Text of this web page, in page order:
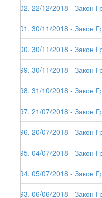
202. 22/12/2018 - Закон
201. 30/11/2018 - Закон
200. 30/11/2018 - Закон
199. 30/11/2018 - Закон
198. 31/10/2018 - Закон
197. 21/07/2018 - Закон
196. 20/07/2018 - Закон
195. 04/07/2018 - Закон
194. 05/07/2018 - Закон
193. 06/06/2018 - Закон